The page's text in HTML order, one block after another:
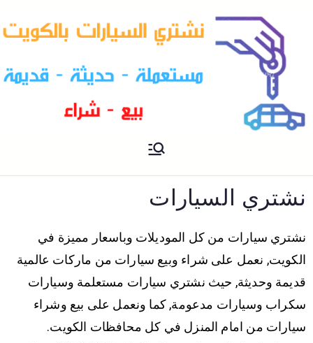
خدمة شراء سيارات مستعملة و
نشتري السيارات
نشتري سيارات من كل الموديلات وباسعار مميزة في
الكويت, نعمل على شراء وبيع سيارات من ماركات عالمية
قديمة وحديثة, حيث نشتري سيارات مستعلمة وسيارات
سكراب وسيارات مدعومة, كما ونعمل على بيع وشراء
سيارات من امام المنزل في كل محافظات الكويت.